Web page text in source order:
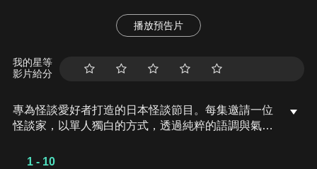
播放預告片
我的星等
影片給分
專為怪談愛好者打造的日本怪談節目。每集邀請一位
怪談家，以單人獨白的方式，透過純粹的語調與氣氛
現怪異事件的臨場感。
1 - 10